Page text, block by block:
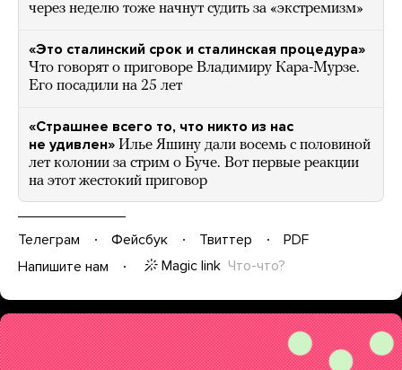
через неделю тоже начнут судить за «экстремизм»
«Это сталинский срок и сталинская процедура»
Что говорят о приговоре Владимиру Кара-Мурзе.
Его посадили на 25 лет
«Страшнее всего то, что никто из нас
не удивлен» Илье Яшину дали восемь с половиной
лет колонии за стрим о Буче. Вот первые реакции
на этот жестокий приговор
Телеграм Фейсбук Твиттер
PDF
Напишите нам
Magic link Что-что?